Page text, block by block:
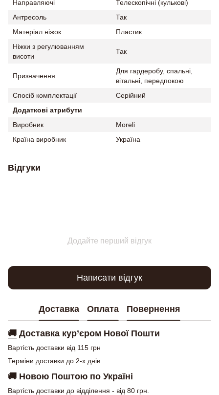
Направляючі
Телескопічні (кулькові)
Антресоль
Так
Матеріал ніжок
Пластик
Ніжки з регулюванням
висоти
Так
Призначення
Для гардеробу, спальні,
вітальні, передпокою
Спосіб комплектації
Серійний
Додаткові атрибути
Виробник
Moreli
Країна виробник
Україна
Відгуки
Додайте перший відгук
Написати відгук
Доставка Оплата Повернення
🚚 Доставка кур’єром Нової Пошти
Вартість доставки від 115 грн
Терміни доставки до 2-х днів
🚚 Новою Поштою по Україні
Вартість доставки до відділення - від 80 грн.